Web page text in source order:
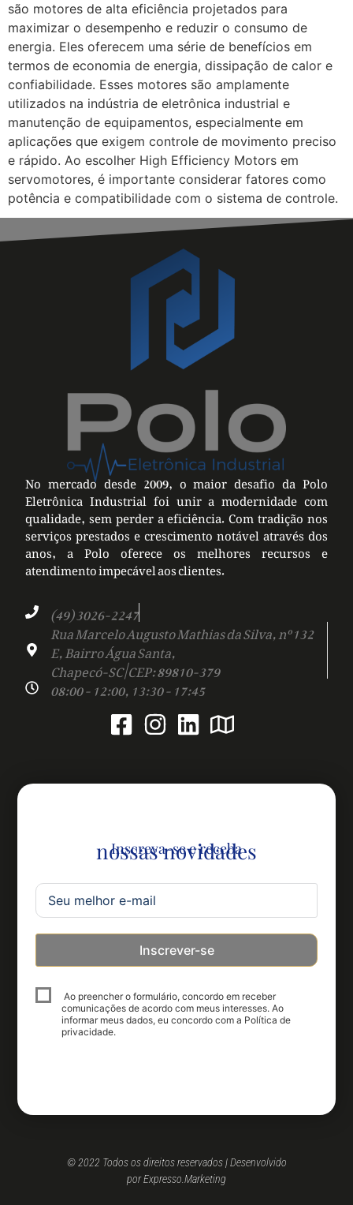
são motores de alta eficiência projetados para
maximizar o desempenho e reduzir o consumo de
energia. Eles oferecem uma série de benefícios em
termos de economia de energia, dissipação de calor e
confiabilidade. Esses motores são amplamente
utilizados na indústria de eletrônica industrial e
manutenção de equipamentos, especialmente em
aplicações que exigem controle de movimento preciso
e rápido. Ao escolher High Efficiency Motors em
servomotores, é importante considerar fatores como
potência e compatibilidade com o sistema de controle.
No mercado desde 2009, o maior desafio da Polo
Eletrônica Industrial foi unir a modernidade com
qualidade, sem perder a eficiência. Com tradição nos
serviços prestados e crescimento notável através dos
anos, a Polo oferece os melhores recursos e
atendimento impecável aos clientes.
(49) 3026-2247
Rua Marcelo Augusto Mathias da Silva, nº 132
E, Bairro Água Santa,
Chapecó-SC | CEP: 89810-379
08:00 - 12:00, 13:30 - 17:45
Inscreva-se e receba
nossas novidades
Inscrever-se
Ao preencher o formulário, concordo em receber
comunicações de acordo com meus interesses. Ao
informar meus dados, eu concordo com a Política de
privacidade.
© 2022 Todos os direitos reservados | Desenvolvido
por Expresso.Marketing